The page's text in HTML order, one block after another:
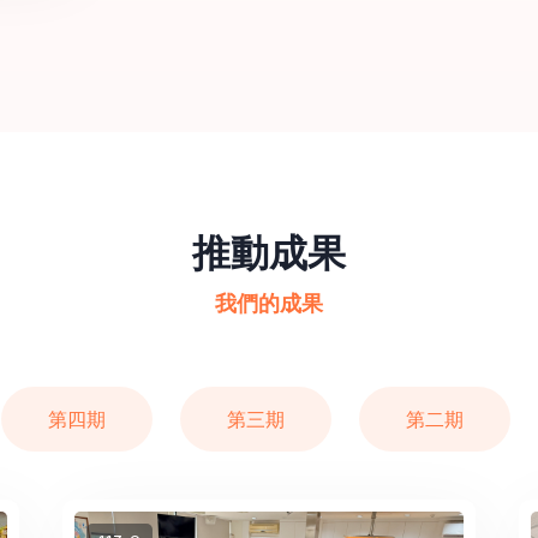
推動成果
我們的成果
第四期 第三期 第二期